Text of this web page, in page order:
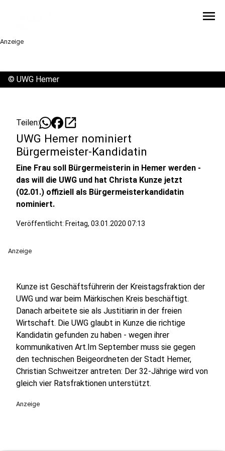
menu
Anzeige
© UWG Hemer
Teilen: open_in_new
UWG Hemer nominiert
Bürgermeister-Kandidatin
Eine Frau soll Bürgermeisterin in Hemer werden -
das will die UWG und hat Christa Kunze jetzt
(02.01.) offiziell als Bürgermeisterkandidatin
nominiert.
Veröffentlicht: Freitag, 03.01.2020 07:13
Anzeige
Kunze ist Geschäftsführerin der Kreistagsfraktion der
UWG und war beim Märkischen Kreis beschäftigt.
Danach arbeitete sie als Justitiarin in der freien
Wirtschaft. Die UWG glaubt in Kunze die richtige
Kandidatin gefunden zu haben - wegen ihrer
kommunikativen Art.Im September muss sie gegen
den technischen Beigeordneten der Stadt Hemer,
Christian Schweitzer antreten: Der 32-Jährige wird von
gleich vier Ratsfraktionen unterstützt.
Anzeige